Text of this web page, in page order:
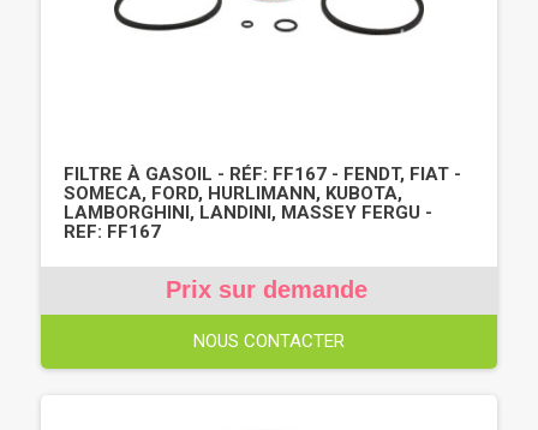
FILTRE À GASOIL - RÉF: FF167 - FENDT, FIAT -
SOMECA, FORD, HURLIMANN, KUBOTA,
LAMBORGHINI, LANDINI, MASSEY FERGU -
REF: FF167
Prix sur demande
NOUS CONTACTER